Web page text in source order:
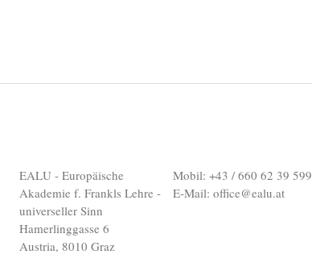
EALU - Europäische
Akademie f. Frankls Lehre -
universeller Sinn
Hamerlinggasse 6
Austria, 8010 Graz
Mobil: +43 / 660 62 39 599
E-Mail:office@ealu.at